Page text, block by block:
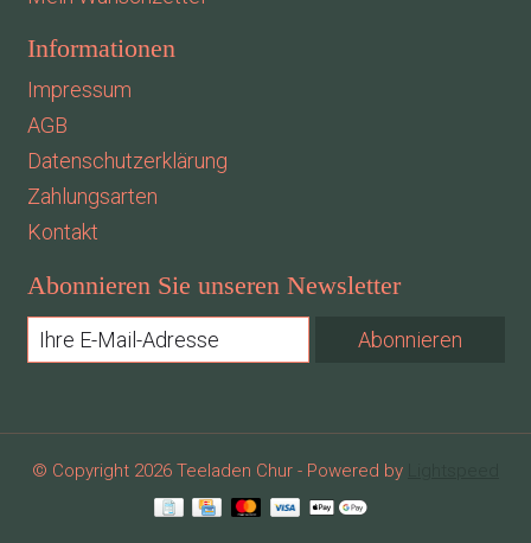
Informationen
Impressum
AGB
Datenschutzerklärung
Zahlungsarten
Kontakt
Abonnieren Sie unseren Newsletter
Abonnieren
© Copyright 2026 Teeladen Chur - Powered by